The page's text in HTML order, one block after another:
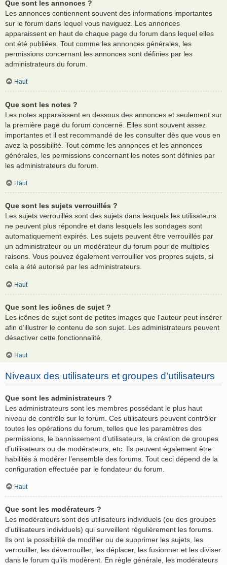
Que sont les annonces ?
Les annonces contiennent souvent des informations importantes
sur le forum dans lequel vous naviguez. Les annonces
apparaissent en haut de chaque page du forum dans lequel elles
ont été publiées. Tout comme les annonces générales, les
permissions concernant les annonces sont définies par les
administrateurs du forum.
Haut
Que sont les notes ?
Les notes apparaissent en dessous des annonces et seulement sur
la première page du forum concerné. Elles sont souvent assez
importantes et il est recommandé de les consulter dès que vous en
avez la possibilité. Tout comme les annonces et les annonces
générales, les permissions concernant les notes sont définies par
les administrateurs du forum.
Haut
Que sont les sujets verrouillés ?
Les sujets verrouillés sont des sujets dans lesquels les utilisateurs
ne peuvent plus répondre et dans lesquels les sondages sont
automatiquement expirés. Les sujets peuvent être verrouillés par
un administrateur ou un modérateur du forum pour de multiples
raisons. Vous pouvez également verrouiller vos propres sujets, si
cela a été autorisé par les administrateurs.
Haut
Que sont les icônes de sujet ?
Les icônes de sujet sont de petites images que l’auteur peut insérer
afin d’illustrer le contenu de son sujet. Les administrateurs peuvent
désactiver cette fonctionnalité.
Haut
Niveaux des utilisateurs et groupes d’utilisateurs
Que sont les administrateurs ?
Les administrateurs sont les membres possédant le plus haut
niveau de contrôle sur le forum. Ces utilisateurs peuvent contrôler
toutes les opérations du forum, telles que les paramètres des
permissions, le bannissement d’utilisateurs, la création de groupes
d’utilisateurs ou de modérateurs, etc. Ils peuvent également être
habilités à modérer l’ensemble des forums. Tout ceci dépend de la
configuration effectuée par le fondateur du forum.
Haut
Que sont les modérateurs ?
Les modérateurs sont des utilisateurs individuels (ou des groupes
d’utilisateurs individuels) qui surveillent régulièrement les forums.
Ils ont la possibilité de modifier ou de supprimer les sujets, les
verrouiller, les déverrouiller, les déplacer, les fusionner et les diviser
dans le forum qu’ils modèrent. En règle générale, les modérateurs